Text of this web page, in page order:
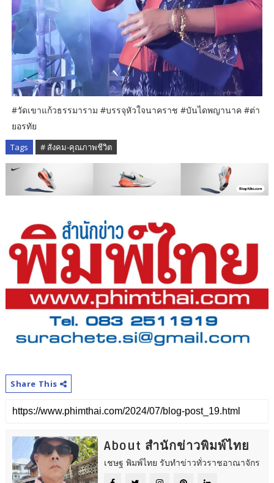
#วัดเขาแก้วธรรมาราม #บรรจุหัวใจนาคราช #บันไดพญานาค #ต่า
ยอรทัย
Tags # สังคม-คุณภาพชีวิต
Share This
About สำนักข่าวพิมพ์ไทย
เชษฐ พิมพ์ไทย รับทำข่าวทั่วราชอาณาจักร